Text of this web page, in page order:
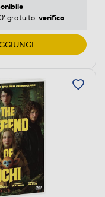
gratuito: verifica